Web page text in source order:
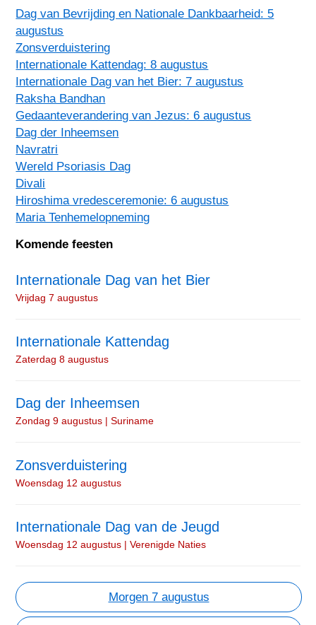
Dag van Bevrijding en Nationale Dankbaarheid: 5
augustus
Zonsverduistering
Internationale Kattendag: 8 augustus
Internationale Dag van het Bier: 7 augustus
Raksha Bandhan
Gedaanteverandering van Jezus: 6 augustus
Dag der Inheemsen
Navratri
Wereld Psoriasis Dag
Divali
Hiroshima vredesceremonie: 6 augustus
Maria Tenhemelopneming
Komende feesten
Internationale Dag van het Bier
Vrijdag 7 augustus
Internationale Kattendag
Zaterdag 8 augustus
Dag der Inheemsen
Zondag 9 augustus | Suriname
Zonsverduistering
Woensdag 12 augustus
Internationale Dag van de Jeugd
Woensdag 12 augustus | Verenigde Naties
Morgen 7 augustus